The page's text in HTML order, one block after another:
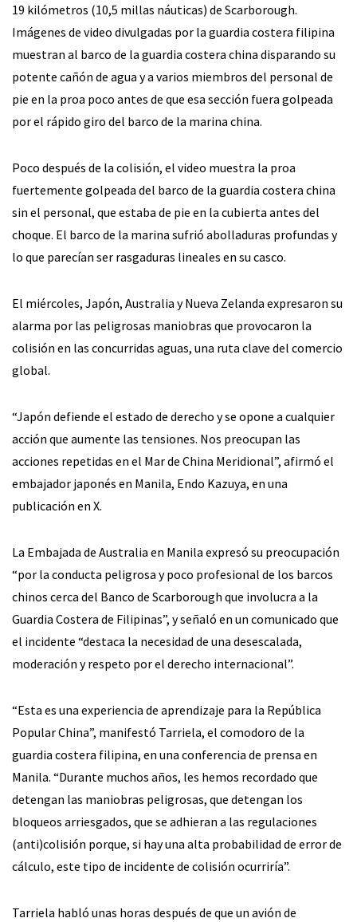
19 kilómetros (10,5 millas náuticas) de Scarborough.
Imágenes de video divulgadas por la guardia costera filipina
muestran al barco de la guardia costera china disparando su
potente cañón de agua y a varios miembros del personal de
pie en la proa poco antes de que esa sección fuera golpeada
por el rápido giro del barco de la marina china.
Poco después de la colisión, el video muestra la proa
fuertemente golpeada del barco de la guardia costera china
sin el personal, que estaba de pie en la cubierta antes del
choque. El barco de la marina sufrió abolladuras profundas y
lo que parecían ser rasgaduras lineales en su casco.
El miércoles, Japón, Australia y Nueva Zelanda expresaron su
alarma por las peligrosas maniobras que provocaron la
colisión en las concurridas aguas, una ruta clave del comercio
global.
“Japón defiende el estado de derecho y se opone a cualquier
acción que aumente las tensiones. Nos preocupan las
acciones repetidas en el Mar de China Meridional”, afirmó el
embajador japonés en Manila, Endo Kazuya, en una
publicación en X.
La Embajada de Australia en Manila expresó su preocupación
“por la conducta peligrosa y poco profesional de los barcos
chinos cerca del Banco de Scarborough que involucra a la
Guardia Costera de Filipinas”, y señaló en un comunicado que
el incidente “destaca la necesidad de una desescalada,
moderación y respeto por el derecho internacional”.
“Esta es una experiencia de aprendizaje para la República
Popular China”, manifestó Tarriela, el comodoro de la
guardia costera filipina, en una conferencia de prensa en
Manila. “Durante muchos años, les hemos recordado que
detengan las maniobras peligrosas, que detengan los
bloqueos arriesgados, que se adhieran a las regulaciones
(anti)colisión porque, si hay una alta probabilidad de error de
cálculo, este tipo de incidente de colisión ocurriría”.
Tarriela habló unas horas después de que un avión de